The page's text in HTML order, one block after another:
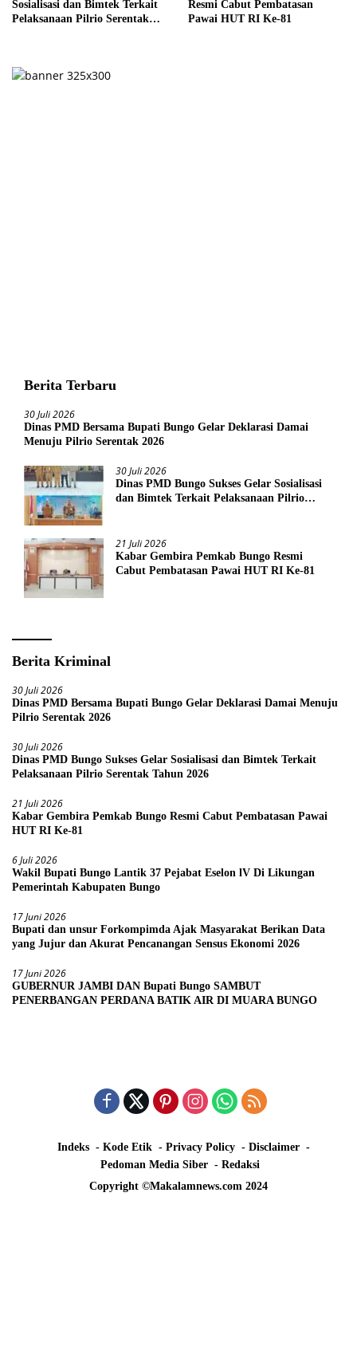
Sosialisasi dan Bimtek Terkait
Pelaksanaan Pilrio Serentak
Resmi Cabut Pembatasan
Pawai HUT RI Ke-81
Berita Terbaru
30 Juli 2026
Dinas PMD Bersama Bupati Bungo Gelar Deklarasi Damai
Menuju Pilrio Serentak 2026
30 Juli 2026
Dinas PMD Bungo Sukses Gelar Sosialisasi
dan Bimtek Terkait Pelaksanaan Pilrio
21 Juli 2026
Kabar Gembira Pemkab Bungo Resmi
Cabut Pembatasan Pawai HUT RI Ke-81
Berita Kriminal
30 Juli 2026
Dinas PMD Bersama Bupati Bungo Gelar Deklarasi Damai Menuju
Pilrio Serentak 2026
30 Juli 2026
Dinas PMD Bungo Sukses Gelar Sosialisasi dan Bimtek Terkait
Pelaksanaan Pilrio Serentak Tahun 2026
21 Juli 2026
Kabar Gembira Pemkab Bungo Resmi Cabut Pembatasan Pawai
HUT RI Ke-81
6 Juli 2026
Wakil Bupati Bungo Lantik 37 Pejabat Eselon lV Di Likungan
Pemerintah Kabupaten Bungo
17 Juni 2026
Bupati dan unsur Forkompimda Ajak Masyarakat Berikan Data
yang Jujur dan Akurat Pencanangan Sensus Ekonomi 2026
17 Juni 2026
GUBERNUR JAMBI DAN Bupati Bungo SAMBUT
PENERBANGAN PERDANA BATIK AIR DI MUARA BUNGO
Indeks Kode Etik Privacy Policy
Disclaimer
Pedoman Media Siber
Redaksi
Copyright ©Makalamnews.com 2024